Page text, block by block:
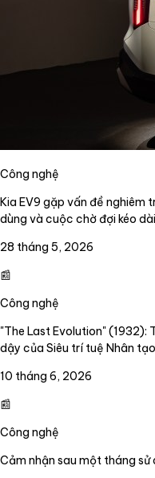
Công nghệ
Kia EV9 gặp vấn đề nghiêm
dùng và cuộc chờ đợi kéo dài
28 tháng 5, 2026
📰
Công nghệ
"The Last Evolution" (1932):
dậy của Siêu trí tuệ Nhân tạo
10 tháng 6, 2026
📰
Công nghệ
Cảm nhận sau một tháng sử